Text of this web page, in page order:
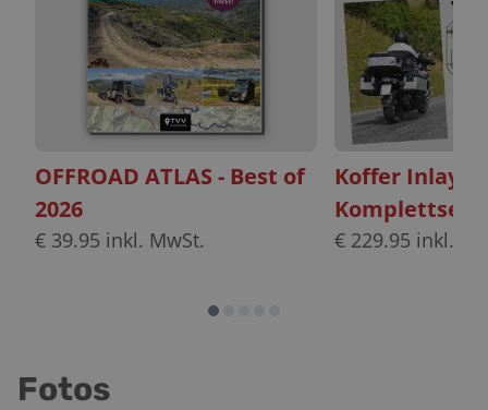
OFFROAD ATLAS - Best of
2026
€ 39.95 inkl. MwSt.
Koffer
Komplettset
€ 229.95 inkl.
Fotos